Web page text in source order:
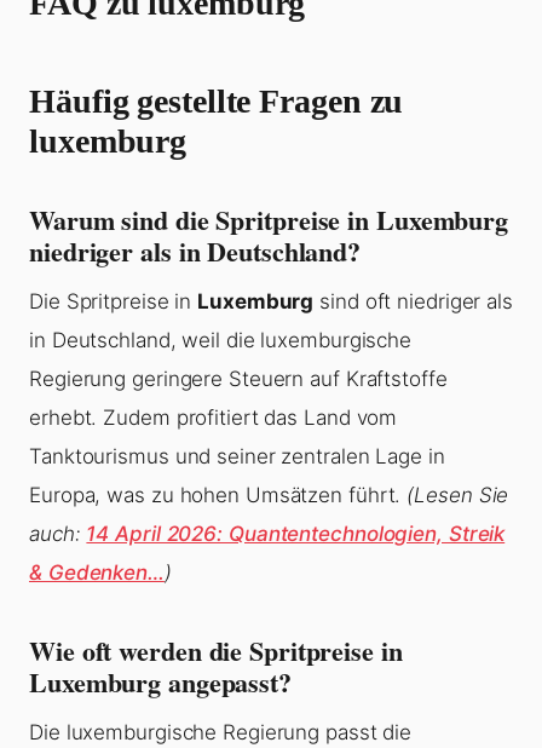
Häufig gestellte Fragen zu
luxemburg
Warum sind die Spritpreise in Luxemburg
niedriger als in Deutschland?
Die Spritpreise in Luxemburg sind oft niedriger als
in Deutschland, weil die luxemburgische
Regierung geringere Steuern auf Kraftstoffe
erhebt. Zudem profitiert das Land vom
Tanktourismus und seiner zentralen Lage in
Europa, was zu hohen Umsätzen führt. (Lesen Sie
auch: 14 April 2026: Quantentechnologien, Streik
& Gedenken…)
Wie oft werden die Spritpreise in
Luxemburg angepasst?
Die luxemburgische Regierung passt die